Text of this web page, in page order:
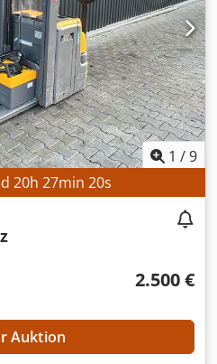
1 /9
d 20h 27min 18s
2.500 €
Auktion